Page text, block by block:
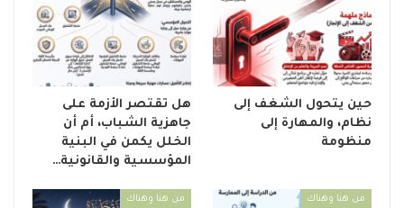
حين يتحول الشغف إلى
نظام، والمهارة إلى
منظومة
هل تقتصر الأزمة على
جاهزية الشباب، أم أن
الخلل يكمن في البنية
المؤسسية والقانونية…
من هنا وهناك من هنا وهناك